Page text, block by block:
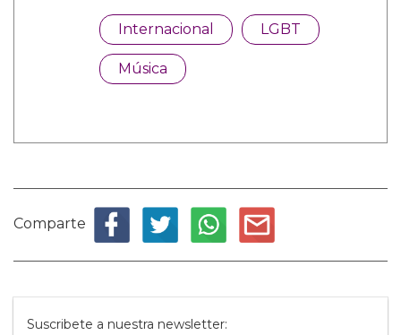
Internacional LGBT
Música
Comparte
Suscribete a nuestra newsletter: